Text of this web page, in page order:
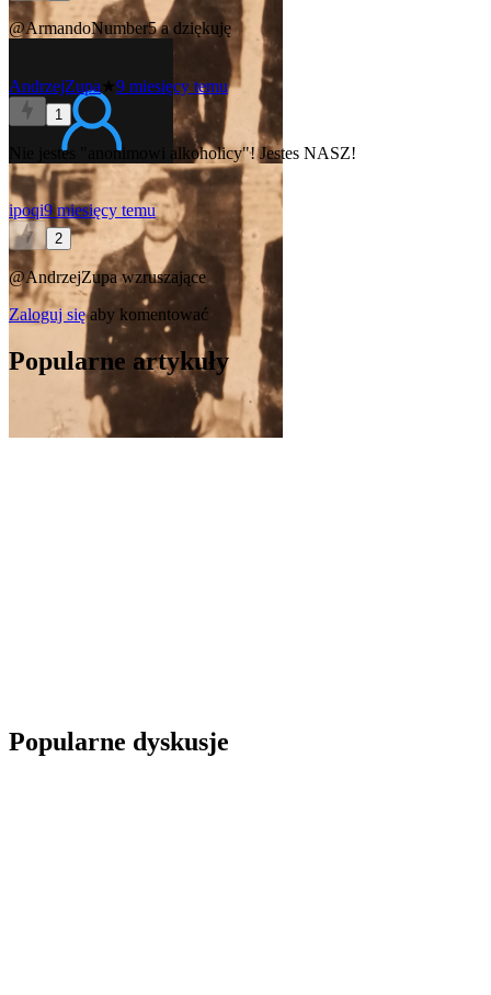
@ArmandoNumber5a dziękuję
AndrzejZupa 9 miesięcy temu
1
Nie jestes "anonimowi alkoholicy"! Jestes NASZ!
ipoqi9 miesięcy temu
2
@AndrzejZupawzruszające
Zaloguj sięaby komentować
Popularne artykuły
Popularne dyskusje